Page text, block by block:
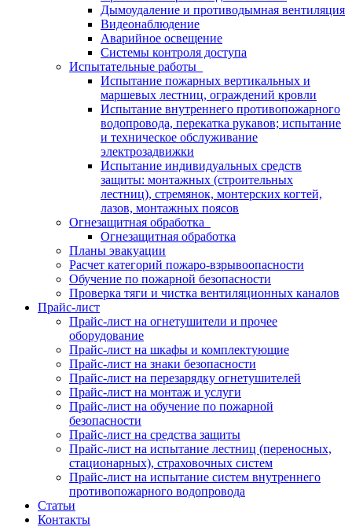
Дымоудаление и противодымная вентиляция
Видеонаблюдение
Аварийное освещение
Системы контроля доступа
Испытательные работы
Испытание пожарных вертикальных и
маршевых лестниц, ограждений кровли
Испытание внутреннего противопожарного
водопровода, перекатка рукавов; испытание
и техническое обслуживание
электрозадвижки
Испытание индивидуальных средств
защиты: монтажных (строительных
лестниц), стремянок, монтерских когтей,
лазов, монтажных поясов
Огнезащитная обработка
Огнезащитная обработка
Планы эвакуации
Расчет категорий пожаро-взрывоопасности
Обучение по пожарной безопасности
Проверка тяги и чистка вентиляционных каналов
Прайс-лист
Прайс-лист на огнетушители и прочее
оборудование
Прайс-лист на шкафы и комплектующие
Прайс-лист на знаки безопасности
Прайс-лист на перезарядку огнетушителей
Прайс-лист на монтаж и услуги
Прайс-лист на обучение по пожарной
безопасности
Прайс-лист на средства защиты
Прайс-лист на испытание лестниц (переносных,
стационарных), страховочных систем
Прайс-лист на испытание систем внутреннего
противопожарного водопровода
Статьи
Контакты